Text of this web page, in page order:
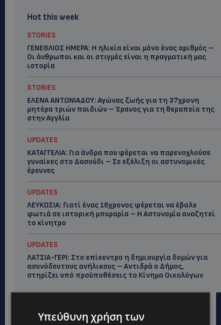
Hot this week
STORIES
ΓΕΝΕΘΛΙΟΣ ΗΜΕΡΑ: Η ηλικία είναι μόνο ένας αριθμός –
Οι άνθρωποι και οι στιγμές είναι η πραγματική μας
ιστορία
STORIES
ΕΛΕΝΑ ΑΝΤΩΝΙΑΔΟΥ: Αγώνας ζωής για τη 37χρονη
μητέρα τριών παιδιών – Έρανος για τη θεραπεία της
στην Αγγλία
UPDATES
ΚΑΤΑΓΓΕΛΙΑ: Για άνδρα που φέρεται να παρενοχλούσε
γυναίκες στο Δασούδι – Σε εξέλιξη οι αστυνομικές
έρευνες
UPDATES
ΛΕΥΚΩΣΙΑ: Γιατί ένας 16χρονος φέρεται να έβαλε
φωτιά σε ιστορική μπυραρία – Η Αστυνομία αναζητεί
το κίνητρο
UPDATES
ΛΑΤΣΙΑ-ΓΕΡΙ: Στο επίκεντρο η δημιουργία δομών για
ασυνόδευτους ανήλικους – Αντιδρά ο Δήμος,
στηρίζει υπό προϋποθέσεις το Κίνημα Οικολόγων
Υπεύθυνη χρήση των